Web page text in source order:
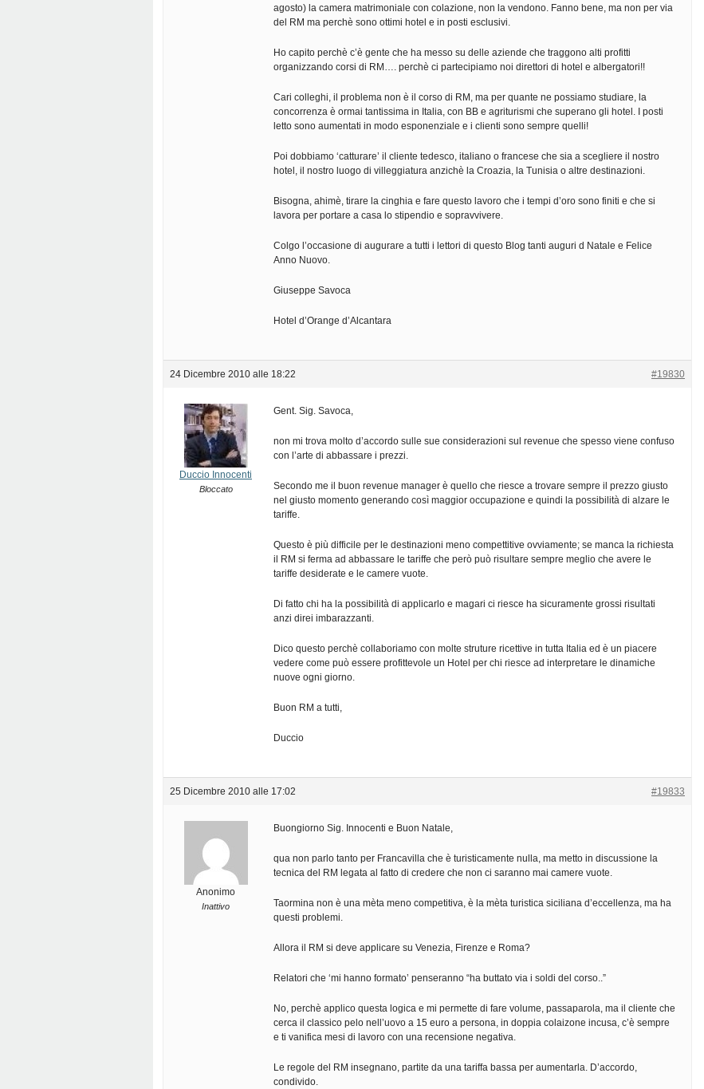
agosto) la camera matrimoniale con colazione, non la vendono. Fanno bene, ma non per via
del RM ma perchè sono ottimi hotel e in posti esclusivi.
Ho capito perchè c’è gente che ha messo su delle aziende che traggono alti profitti
organizzando corsi di RM…. perchè ci partecipiamo noi direttori di hotel e albergatori!!
Cari colleghi, il problema non è il corso di RM, ma per quante ne possiamo studiare, la
concorrenza è ormai tantissima in Italia, con BB e agriturismi che superano gli hotel. I posti
letto sono aumentati in modo esponenziale e i clienti sono sempre quelli!
Poi dobbiamo ‘catturare’ il cliente tedesco, italiano o francese che sia a scegliere il nostro
hotel, il nostro luogo di villeggiatura anzichè la Croazia, la Tunisia o altre destinazioni.
Bisogna, ahimè, tirare la cinghia e fare questo lavoro che i tempi d’oro sono finiti e che si
lavora per portare a casa lo stipendio e sopravvivere.
Colgo l’occasione di augurare a tutti i lettori di questo Blog tanti auguri d Natale e Felice
Anno Nuovo.
Giuseppe Savoca
Hotel d’Orange d’Alcantara
24 Dicembre 2010 alle 18:22 #19830
Duccio Innocenti
Bloccato
Gent. Sig. Savoca,
non mi trova molto d’accordo sulle sue considerazioni sul revenue che spesso viene confuso
con l’arte di abbassare i prezzi.
Secondo me il buon revenue manager è quello che riesce a trovare sempre il prezzo giusto
nel giusto momento generando così maggior occupazione e quindi la possibilità di alzare le
tariffe.
Questo è più difficile per le destinazioni meno compettitive ovviamente; se manca la richiesta
il RM si ferma ad abbassare le tariffe che però può risultare sempre meglio che avere le
tariffe desiderate e le camere vuote.
Di fatto chi ha la possibilità di applicarlo e magari ci riesce ha sicuramente grossi risultati
anzi direi imbarazzanti.
Dico questo perchè collaboriamo con molte struture ricettive in tutta Italia ed è un piacere
vedere come può essere profittevole un Hotel per chi riesce ad interpretare le dinamiche
nuove ogni giorno.
Buon RM a tutti,
Duccio
25 Dicembre 2010 alle 17:02 #19833
Anonimo
Inattivo
Buongiorno Sig. Innocenti e Buon Natale,
qua non parlo tanto per Francavilla che è turisticamente nulla, ma metto in discussione la
tecnica del RM legata al fatto di credere che non ci saranno mai camere vuote.
Taormina non è una mèta meno competitiva, è la mèta turistica siciliana d’eccellenza, ma ha
questi problemi.
Allora il RM si deve applicare su Venezia, Firenze e Roma?
Relatori che ‘mi hanno formato’ penseranno “ha buttato via i soldi del corso..”
No, perchè applico questa logica e mi permette di fare volume, passaparola, ma il cliente che
cerca il classico pelo nell’uovo a 15 euro a persona, in doppia colaizone incusa, c’è sempre
e ti vanifica mesi di lavoro con una recensione negativa.
Le regole del RM insegnano, partite da una tariffa bassa per aumentarla. D’accordo,
condivido.